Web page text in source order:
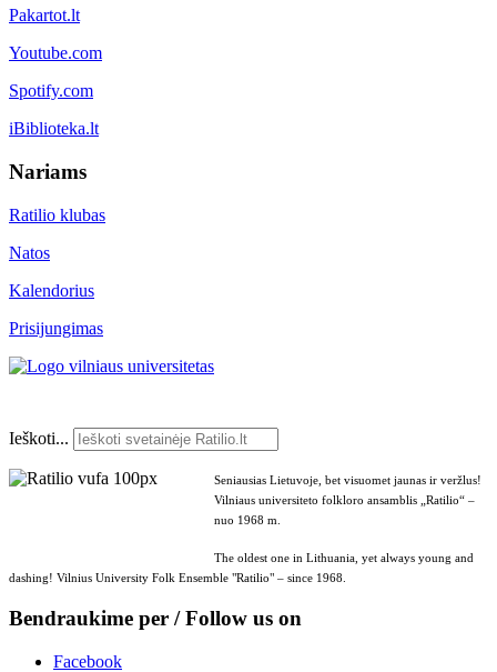
Pakartot.lt
Youtube.com
Spotify.com
iBiblioteka.lt
Nariams
Ratilio klubas
Natos
Kalendorius
Prisijungimas
Ieškoti...
Seniausias Lietuvoje, bet visuomet jaunas ir veržlus!
Vilniaus universiteto folkloro ansamblis „Ratilio“ –
nuo 1968 m.
The oldest one in Lithuania, yet always young and
dashing! Vilnius University Folk Ensemble "Ratilio" – since 1968.
Bendraukime per / Follow us on
Facebook